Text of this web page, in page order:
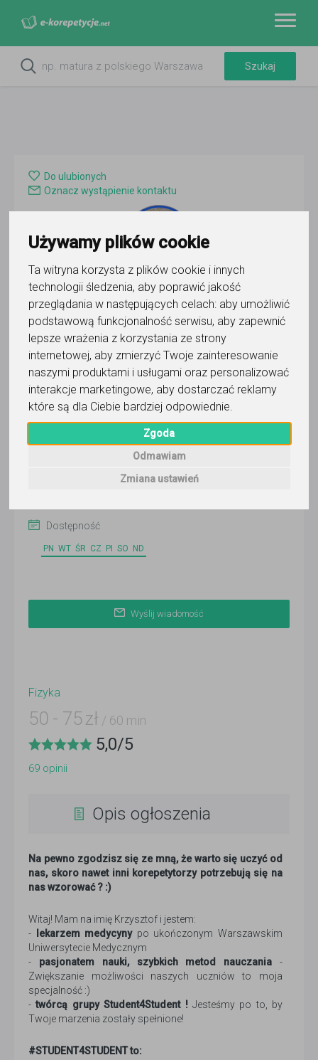
Używamy plików cookie
Ta witryna korzysta z plików cookie i innych
technologii śledzenia, aby poprawić jakość
przeglądania w następujących celach: aby umożliwić
podstawową funkcjonalność serwisu, aby zapewnić
lepsze wrażenia z korzystania ze strony
internetowej, aby zmierzyć Twoje zainteresowanie
naszymi produktami i usługami oraz personalizować
interakcje marketingowe, aby dostarczać reklamy
które są dla Ciebie bardziej odpowiednie
Zgoda
Odmawiam
Zmiana ustawień
Do ulubionych
Oznacz wystąpienie kontaktu
Student4Student - Dr Krzysztof
Łata i zespół
Wyślij wiadomość
Ostatnia aktywność:
ponad miesiąc temu
Pokaż
Łódź
Dostępność
PN WT ŚR CZ PI SO ND
Wyślij wiadomość
Fizyka
50 - 75 zł / 60 min
5,0/5
69 opinii
Opis ogłoszenia
Na pewno zgodzisz się ze mną, że warto się uczyć od
nas, skoro nawet inni korepetytorzy potrzebują się na
nas wzorować ? :)
Witaj! Mam na imię Krzysztof i jestem:
-
lekarzem medycynypo ukończonym Warszawskim
Uniwersytecie Medycznym
- pasjonatem nauki, szybkich metod nauczania -
Zwiększanie możliwości naszych uczniów to moja
specjalność :)
-twórcą grupy Student4Student !Jesteśmy po to, by
Twoje marzenia zostały spełnione!
#STUDENT4STUDENT to: